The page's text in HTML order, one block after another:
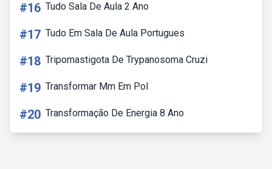
#16 Tudo Sala De Aula 2 Ano
#17 Tudo Em Sala De Aula Portugues
#18 Tripomastigota De Trypanosoma Cruzi
#19 Transformar Mm Em Pol
#20 Transformação De Energia 8 Ano